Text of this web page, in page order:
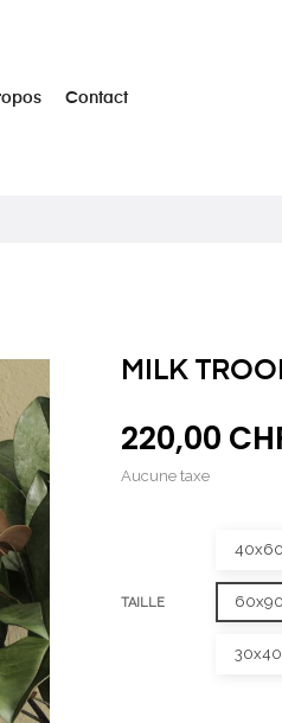
Contact
MILK
220,00
Aucune taxe
TAILLE
30x40